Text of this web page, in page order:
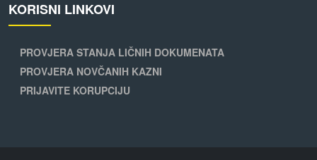
KORISNI LINKOVI
PROVJERA STANJA LIČNIH DOKUMENATA
PROVJERA NOVČANIH KAZNI
PRIJAVITE KORUPCIJU